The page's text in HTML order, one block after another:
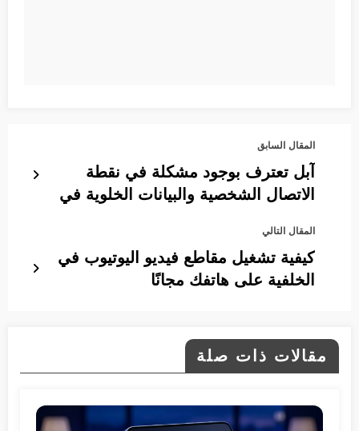
المقال السابق
آبل تعترف بوجود مشكلة في نقطة
الاتصال الشخصية والبيانات الخلوية في
المقال التالي
كيفية تشغيل مقاطع فيديو اليوتيوب في
الخلفية على هاتفك مجانًا
مقالات ذات صلة